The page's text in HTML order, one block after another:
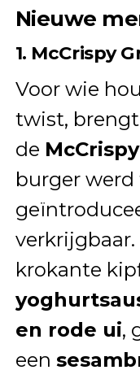
Nieuwe
1. McCrispy
Voor wie
twist, brengt
de
burger werd
krokante
en rode ui,
een